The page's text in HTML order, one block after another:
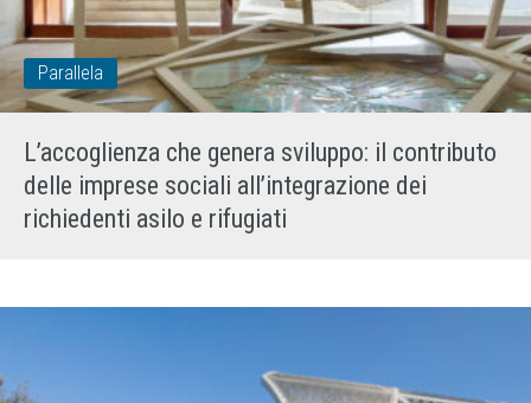
Parallela
L’accoglienza che genera sviluppo: il contributo
delle imprese sociali all’integrazione dei
richiedenti asilo e rifugiati